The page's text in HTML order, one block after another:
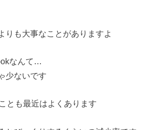
りも大事なことがありますよ
なんて…
少ないです
とも最近はよくあります